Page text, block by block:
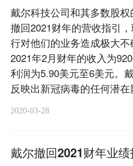
戴尔科技公司和其多数股
撤回2021财年的营收指引
行对他们的业务造成极大
2021年2月财年的收入为
利润为5.90美元至6美元。
反映出新冠病毒的任何潜在
2020-03-28
戴尔撤回2021财年业绩